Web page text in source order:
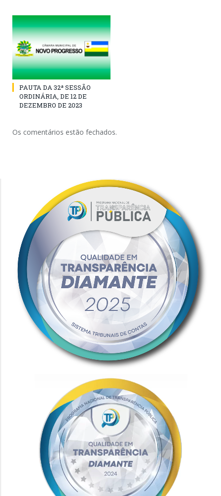
PAUTA DA 32ª SESSÃO
ORDINÁRIA, DE 12 DE
DEZEMBRO DE 2023
Os comentários estão fechados.